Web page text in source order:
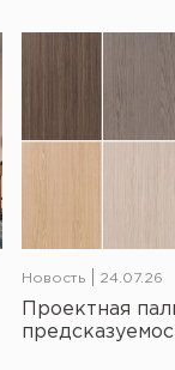
Новость 24.07.26
Проектная